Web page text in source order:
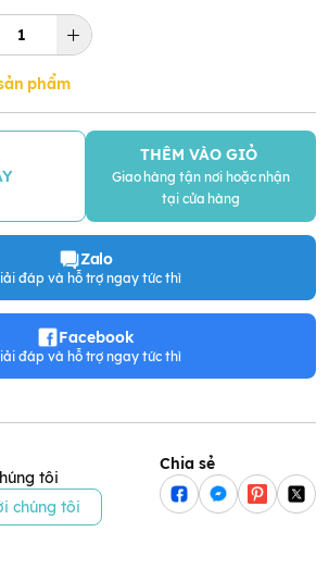
phẩm
THÊM VÀO GIỎ
Giao hàng tận nơi hoặc nhận
tại cửa hàng
Zalo
đáp và hỗ trợ ngay tức thì
Facebook
đáp và hỗ trợ ngay tức thì
tôi
chúng tôi
Chia sẻ